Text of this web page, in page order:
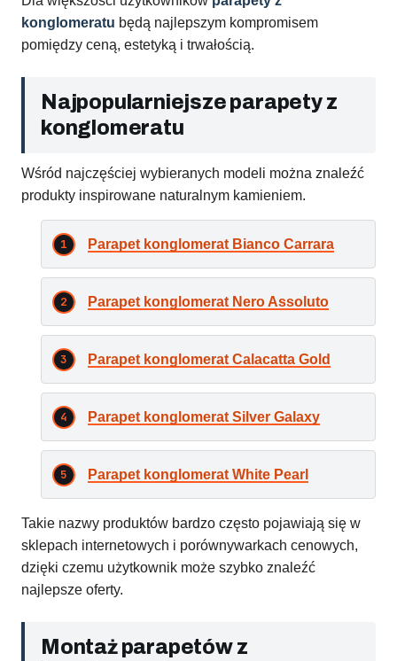
konglomeratu będą najlepszym kompromisem
pomiędzy ceną, estetyką i trwałością.
Najpopularniejsze parapety z
konglomeratu
Wśród najczęściej wybieranych modeli można znaleźć
produkty inspirowane naturalnym kamieniem.
Parapet konglomerat Bianco Carrara
Parapet konglomerat Nero Assoluto
Parapet konglomerat Calacatta Gold
Parapet konglomerat Silver Galaxy
Parapet konglomerat White Pearl
Takie nazwy produktów bardzo często pojawiają się w
sklepach internetowych i porównywarkach cenowych,
dzięki czemu użytkownik może szybko znaleźć
najlepsze oferty.
Montaż parapetów z